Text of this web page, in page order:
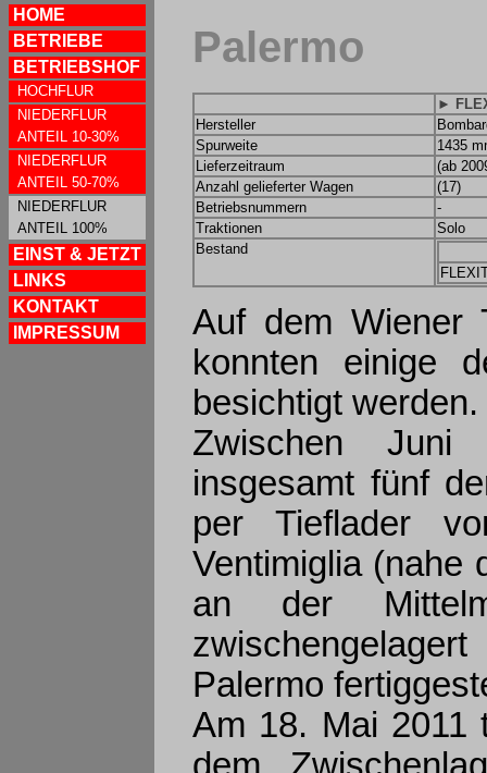
HOME
BETRIEBE
BETRIEBSHOF
HOCHFLUR
NIEDERFLUR
ANTEIL 10-30%
NIEDERFLUR
ANTEIL 50-70%
NIEDERFLUR
ANTEIL 100%
EINST & JETZT
LINKS
KONTAKT
IMPRESSUM
Palermo
►
Hersteller
Spurweite
1435
Lieferzeitraum
(ab
Anzahl gelieferter Wagen
(17)
Betriebsnummern
-
Traktionen
Solo
Bestand
Auf dem Wiener
konnten einige
besichtigt werden.
Zwischen Juni
insgesamt fünf
per Tieflader
Ventimiglia (nahe
an der
Palermo
Am 18. Mai 2011
dem